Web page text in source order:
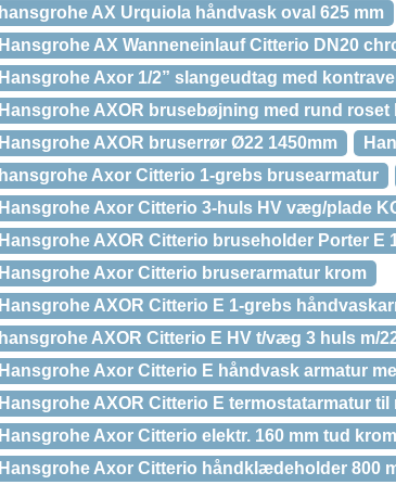
hansgrohe AX Urquiola håndvask oval 625 mm
Hansgrohe AX Wanneneinlauf Citterio DN20
Hansgrohe Axor 1/2” slangeudtag med
Hansgrohe AXOR brusebøjning med rund roset
Hansgrohe AXOR bruserrør Ø22 1450mm
hansgrohe Axor Citterio 1-grebs brusearmatur
Hansgrohe Axor Citterio 3-huls HV væg/plade
Hansgrohe AXOR Citterio bruseholder Porter
Hansgrohe Axor Citterio bruserarmatur krom
Hansgrohe AXOR Citterio E 1-grebs
hansgrohe AXOR Citterio E HV t/væg 3 huls m/
Hansgrohe Axor Citterio E håndvask armatur
Hansgrohe AXOR Citterio E termostatarmatur
Hansgrohe Axor Citterio elektr. 160 mm tud krom
Hansgrohe Axor Citterio håndklædeholder 800